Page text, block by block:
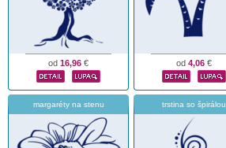
od 16,96 € od 4,06 €
margaréty na stenu trstina so špirálou